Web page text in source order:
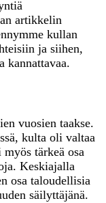
artikkelin
kullan
ja siihen,
kannattavaa.
vuosien taakse.
kulta oli valtaa
tärkeä osa
Keskiajalla
osa taloudellisia
säilyttäjänä.